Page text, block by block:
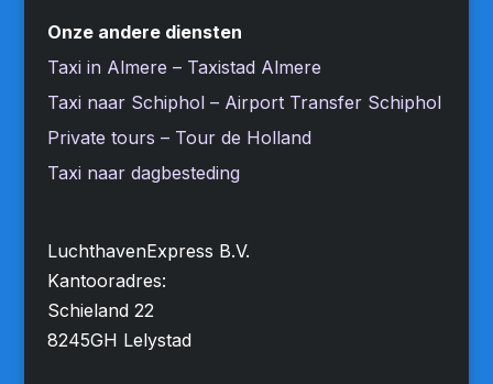
Onze andere diensten
Taxi in Almere – Taxistad Almere
Taxi naar Schiphol – Airport Transfer Schiphol
Private tours – Tour de Holland
Taxi naar dagbesteding
LuchthavenExpress B.V.
Kantooradres:
Schieland 22
8245GH Lelystad